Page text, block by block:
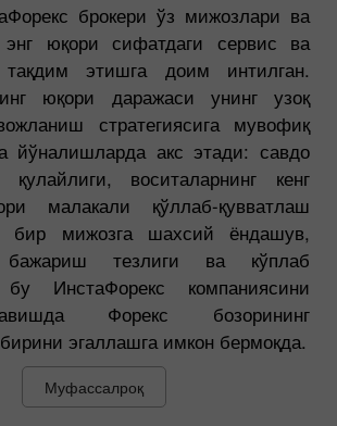
брокери ўз мижозлари ва
энг юқори сифатдаги сервис ва
тақдим этишга доим интилган.
юқори даражаси унинг узоқ
стратегиясига мувофиқ
йўналишларда акс этади: савдо
қулайлиги, воситаларнинг кенг
малакали қўллаб-қувватлаш
бир мижозга шахсий ёндашув,
бажариш тезлиги ва кўплаб
ИнстаФорекс компаниясини
Форекс бозорининг
эгаллашга имкон бермоқда.
Муфассалроқ